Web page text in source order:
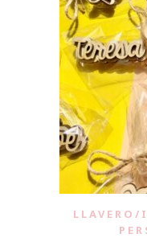
LLAVERO/